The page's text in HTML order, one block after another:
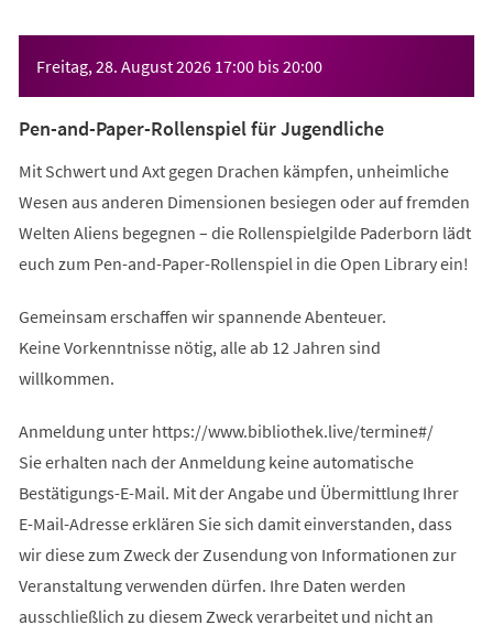
Freitag, 28. August 2026 17:00 bis20:00
Pen-and-Paper-Rollenspiel für Jugendliche
Mit Schwert und Axt gegen Drachen kämpfen, unheimliche
Wesen aus anderen Dimensionen besiegen oder auf fremden
Welten Aliens begegnen – die Rollenspielgilde Paderborn lädt
euch zum Pen-and-Paper-Rollenspiel in die Open Library ein!
Gemeinsam erschaffen wir spannende Abenteuer.
Keine Vorkenntnisse nötig, alle ab 12 Jahren sind
willkommen.
Anmeldung unter https://www.bibliothek.live/termine#/
Sie erhalten nach der Anmeldung keine automatische
Bestätigungs-E-Mail. Mit der Angabe und Übermittlung Ihrer
E-Mail-Adresse erklären Sie sich damit einverstanden, dass
wir diese zum Zweck der Zusendung von Informationen zur
Veranstaltung verwenden dürfen. Ihre Daten werden
ausschließlich zu diesem Zweck verarbeitet und nicht an